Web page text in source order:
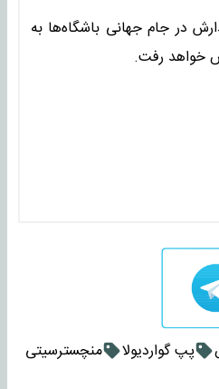
در جام جهانی باشگاه‌ها به
خواهد رفت.
پپ گواردیولا
منچسترسیتی